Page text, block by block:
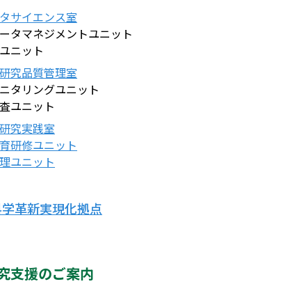
サイエンス室
タマネジメントユニット
ニット
究品質管理室
タリングユニット
ユニット
究実践室
研修ユニット
ユニット
革新実現化拠点
支援のご案内